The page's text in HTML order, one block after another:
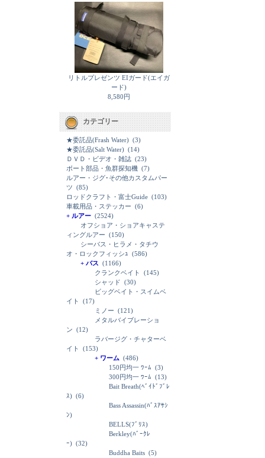
リトルプレゼンツ EIガード(エイガ
ード)
8,580円
カテゴリー
★委託品(Frash Water) (3)
★委託品(Salt Water) (14)
ＤＶＤ・ビデオ・雑誌 (23)
ボート部品・魚群探知機 (7)
ルアー・ジグ･その他カスタムパー
ツ (85)
ロッドクラフト・富士Guide (103)
車載用品・ステッカー (6)
+ ルアー (2524)
オフショア・ショアキャステ
ィングルアー (150)
シーバス・ヒラメ・タチウ
オ・ロックフィッシｭ (586)
+ バス (1166)
クランクベイト
(145)
シャッド (30)
ビッグベイト・スイムベ
イト
(17)
ミノー (121)
メタルバイブレーショ
ン (12)
ラバージグ・チャターベ
イト
(153)
+ ワーム (486)
150円均一 ﾜｰﾑ (3)
300円均一 ﾜｰﾑ (13)
Bait Breath(ﾍﾞｲﾄﾞﾌﾞﾚ
ｽ) (6)
Bass Assassin(ﾊﾞｽｱｻｼ
ﾝ)
BELLS(ﾌﾞﾘｽ)
Berkley(ﾊﾞｰｸﾚ
ｰ) (32)
Buddha Baits (5)